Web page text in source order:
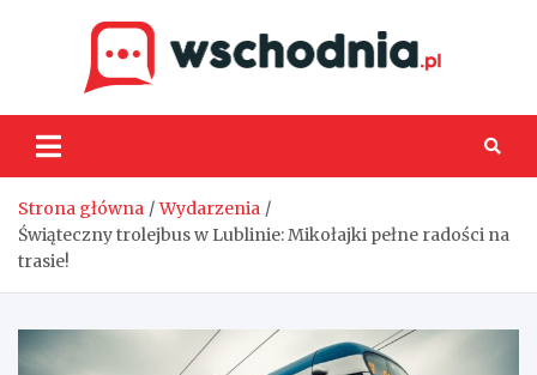
Strona główna
Wydarzenia
Świąteczny trolejbus w Lublinie: Mikołajki pełne radości na
trasie!